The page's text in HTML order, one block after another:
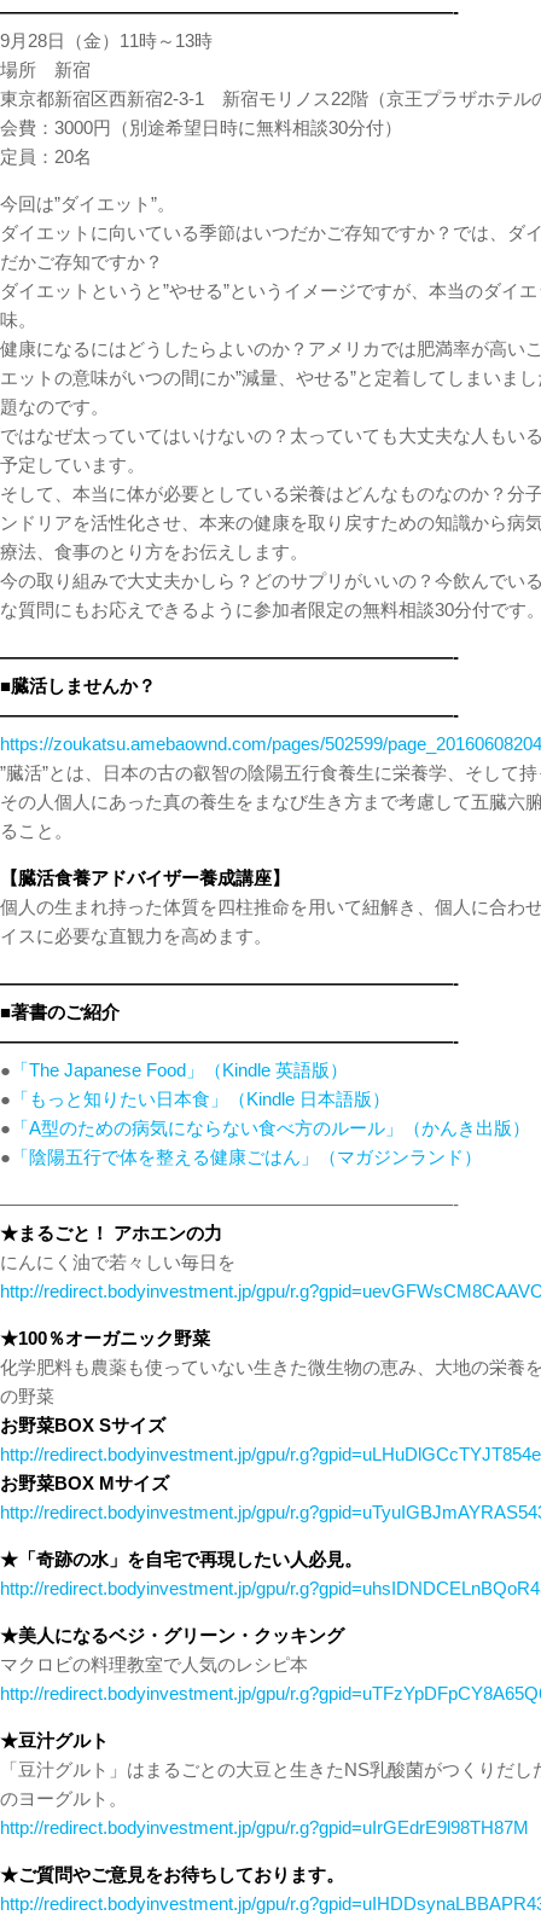
—————————————————————————-
9月28日（金）11時～13時
場所 新宿
東京都新宿区西新宿2-3-1 新宿モリノス22階（京王プラザホテル
会費：3000円（別途希望日時に無料相談30分付）
定員：20名
今回は”ダイエット”。
ダイエットに向いている季節はいつだかご存知ですか？では、ダ
だかご存知ですか？
ダイエットというと”やせる”というイメージですが、本当のダイ
味。
健康になるにはどうしたらよいのか？アメリカでは肥満率が高い
エットの意味がいつの間にか”減量、やせる”と定着してしまいま
題なのです。
ではなぜ太っていてはいけないの？太っていても大丈夫な人もい
予定しています。
そして、本当に体が必要としている栄養はどんなものなのか？分
ンドリアを活性化させ、本来の健康を取り戻すための知識から病
療法、食事のとり方をお伝えします。
今の取り組みで大丈夫かしら？どのサプリがいいの？今飲んでい
な質問にもお応えできるように参加者限定の無料相談30分付です
—————————————————————————-
■臓活しませんか？
—————————————————————————-
https://zoukatsu.amebaownd.com/pages/502599/
”臓活”とは、日本の古の叡智の陰陽五行食養生に栄養学、そして
その人個人にあった真の養生をまなび生き方まで考慮して五臓六
ること。
【臓活食養アドバイザー養成講座】
個人の生まれ持った体質を四柱推命を用いて紐解き、個人に合わ
イスに必要な直観力を高めます。
—————————————————————————-
■著書のご紹介
—————————————————————————-
● 「The Japanese Food」（Kindle 英語版）
● 「もっと知りたい日本食」（Kindle 日本語版）
● 「A型のための病気にならない食べ方のルール」（かんき出版）
● 「陰陽五行で体を整える健康ごはん」（マガジンランド）
—————————————————————————-
★まるごと！ アホエンの力
にんにく油で若々しい毎日を
http://redirect.bodyinvestment.jp/gpu/
★100％オーガニック野菜
化学肥料も農薬も使っていない生きた微生物の恵み、大地の栄養
の野菜
お野菜BOX Sサイズ
http://redirect.bodyinvestment.jp/gpu/r.g?gpid=uLHuDlGCcTYJT854e
お野菜BOX Mサイズ
http://redirect.bodyinvestment.jp/gpu/
★「奇跡の水」を自宅で再現したい人必見。
http://redirect.bodyinvestment.jp/gpu/
★美人になるベジ・グリーン・クッキング
マクロビの料理教室で人気のレシピ本
http://redirect.bodyinvestment.jp/gpu/
★豆汁グルト
「豆汁グルト」はまるごとの大豆と生きたNS乳酸菌がつくりだ
のヨーグルト。
http://redirect.bodyinvestment.jp/gpu/r.g?gpid=uIrGEdrE9l98TH87M
★ご質問やご意見をお待ちしております。
http://redirect.bodyinvestment.jp/gpu/